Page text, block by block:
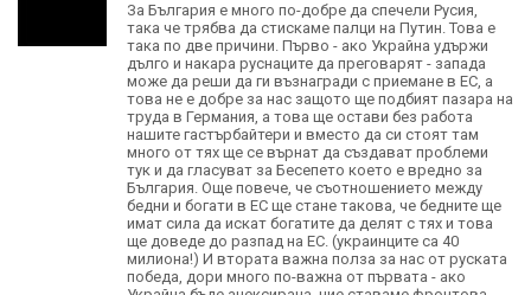
За България е много по-добре да спечели Русия,
така че трябва да стискаме палци на Путин. Това е
така по две причини. Първо - ако Украйна удържи
дълго и накара руснаците да преговарят - запада
може да реши да ги възнагради с приемане в ЕС, а
това не е добре за нас защото ще подбият пазара на
труда в Германия, а това ще остави без работа
нашите гастърбайтери и вместо да си стоят там
много от тях ще се върнат да създават проблеми
тук и да гласуват за Бесепето което е вредно за
България. Още повече, че съотношението между
бедни и богати в ЕС ще стане такова, че бедните ще
имат сила да искат богатите да делят с тях и това
ще доведе до разпад на ЕС. (украинците са 40
милиона!) И втората важна полза за нас от руската
победа, дори много по-важна от първата - ако